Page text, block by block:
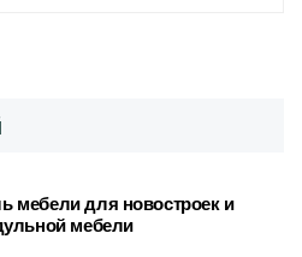
мебели для новостроек и
мебели